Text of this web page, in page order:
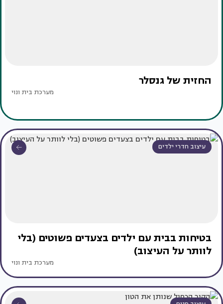
החזית של גנסלר
מערכת בית ונוי
עיצוב חדרי ילדים
בטיחות בבית עם ילדים בצעדים פשוטים (בלי
לוותר על העיצוב)
מערכת בית ונוי